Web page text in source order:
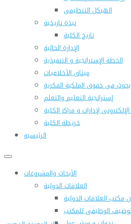
الهيكل التنظيمى
نبذة تاريخية
تاريخ الكلية
الإدارة الحالية
الخطة الإستراتجية و التنفيذية
ميثاق الأخلاقيات
بحوث فى حقوق الملكية الفكرية
إستراتجية التعليم والتعلم
الإلكترونى لإدارات و مراكز الكلية
خريطة الكلية
الرئيسيه
الأبحاث والمشروعات
العلاقات الدولية
مكتب العلاقات الدولية
الوظيفى للمكتب